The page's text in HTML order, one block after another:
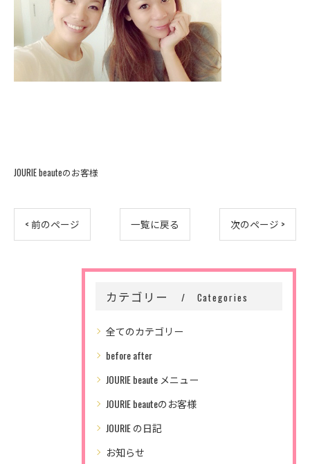
JOURIE beauteのお客様
< 前のページ 一覧に戻る 次のページ >
カテゴリー Categories
全てのカテゴリー
before after
JOURIE beaute メニュー
JOURIE beauteのお客様
JOURIE の日記
お知らせ